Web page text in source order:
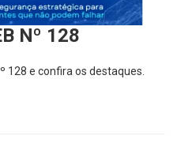
Nº 128
128 e confira os destaques.